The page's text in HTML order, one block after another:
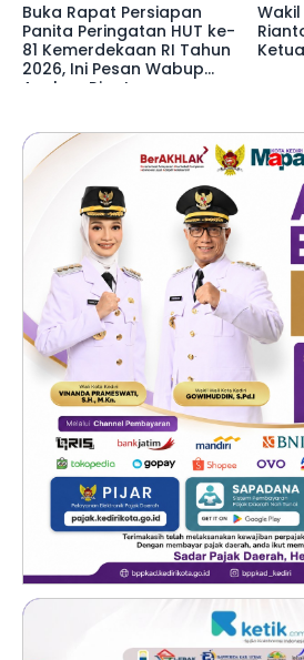
Buka Rapat Persiapan
Panita Peringatan HUT ke-
81 Kemerdekaan RI Tahun
2026, Ini Pesan Wabup
Asahan Rianto